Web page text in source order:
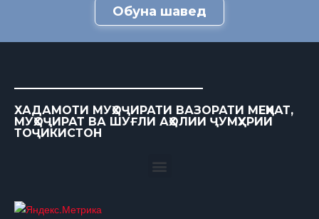
Обуна шавед
ХАДАМОТИ МУҲОҶИРАТИ ВАЗОРАТИ МЕҲНАТ,
МУҲОҶИРАТ ВА ШУҒЛИ АҲОЛИИ ҶУМҲУРИИ
ТОҶИКИСТОН